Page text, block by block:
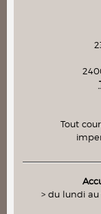
Tout
> du lundi